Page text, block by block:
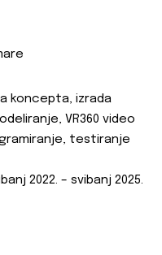
koncepta, izrada
VR360 video
testiranje
2022. – svibanj 2025.